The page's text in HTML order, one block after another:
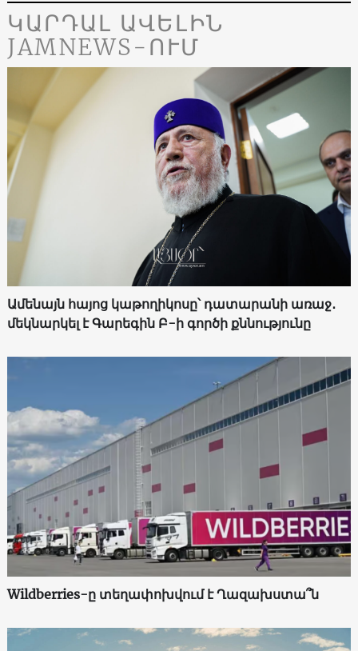
ԿԱՐԴԱԼ ԱՎԵԼԻՆ
JAMNEWS-ՈՒՄ
Ամենայն հայոց կաթողիկոսը՝ դատարանի առաջ․
մեկնարկել է Գարեգին Բ-ի գործի քննությունը
Wildberries-ը տեղափոխվում է Ղազախստա՞ն